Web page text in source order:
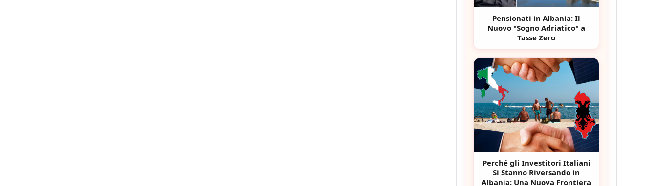
Pensionati in Albania: Il
Nuovo "Sogno Adriatico" a
Tasse Zero
Perché gli Investitori Italiani
Si Stanno Riversando in
Albania: Una Nuova Frontiera